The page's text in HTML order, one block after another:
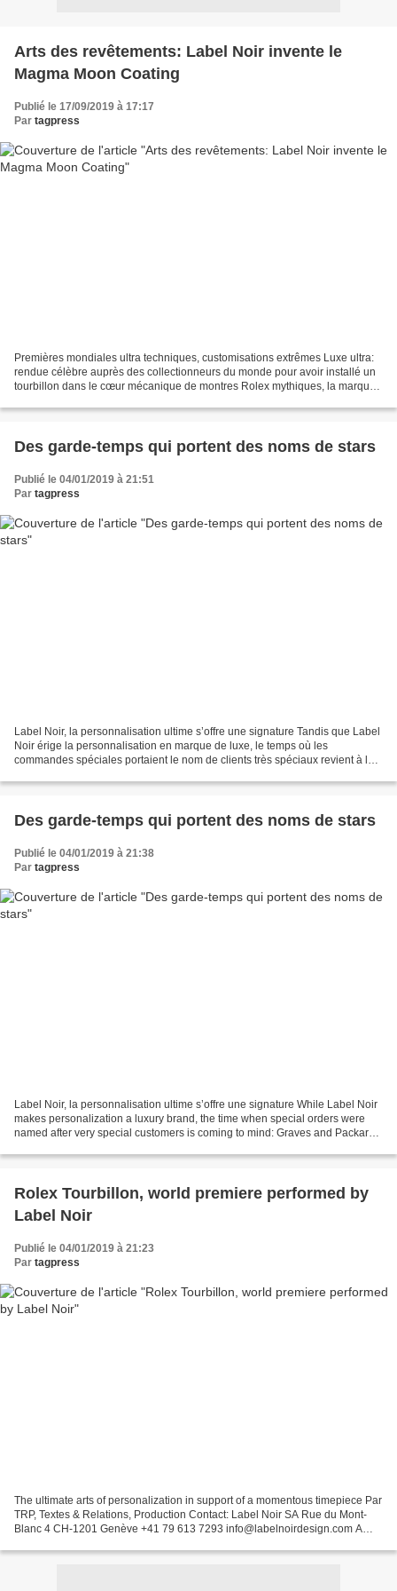
Arts des revêtements: Label Noir invente le
Magma Moon Coating
Publié le 17/09/2019 à 17:17
Par tagpress
Premières mondiales ultra techniques, customisations extrêmes Luxe ultra:
rendue célèbre auprès des collectionneurs du monde pour avoir installé un
tourbillon dans le cœur mécanique de montres Rolex mythiques, la marque
Des garde-temps qui portent des noms de stars
Publié le 04/01/2019 à 21:51
Par tagpress
Label Noir, la personnalisation ultime s’offre une signature Tandis que Label
Noir érige la personnalisation en marque de luxe, le temps où les
commandes spéciales portaient le nom de clients très spéciaux revient à la
Des garde-temps qui portent des noms de stars
Publié le 04/01/2019 à 21:38
Par tagpress
Label Noir, la personnalisation ultime s’offre une signature While Label Noir
makes personalization a luxury brand, the time when special orders were
named after very special customers is coming to mind: Graves and Packard
Rolex Tourbillon, world premiere performed by
Label Noir
Publié le 04/01/2019 à 21:23
Par tagpress
The ultimate arts of personalization in support of a momentous timepiece Par
TRP, Textes & Relations, Production Contact: Label Noir SA Rue du Mont-
Blanc 4 CH-1201 Genève +41 79 613 7293 info@labelnoirdesign.com A